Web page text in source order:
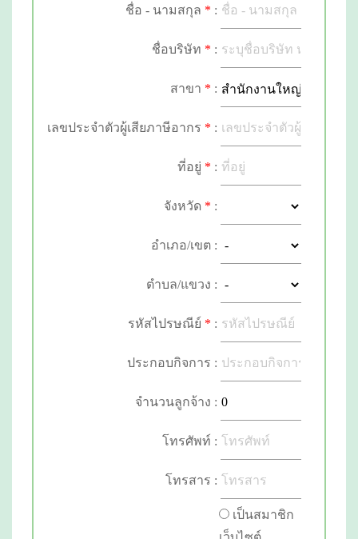
ชื่อ - นามสกุล * :
E-mail * :
ชื่อบริษัท * :
สาขา * :
เลขประจำตัวผู้เสียภาษีอากร * :
ที่อยู่ * :
จังหวัด * :
อำเภอ/เขต :
ตำบล/แขวง :
รหัสไปรษณีย์ * :
ประกอบกิจการ :
จำนวนลูกจ้าง :
โทรศัพท์ :
โทรสาร :
เป็นสมาชิก